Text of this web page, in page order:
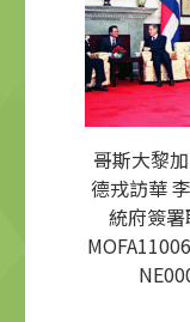
哥斯大黎
德戎訪華
統府簽